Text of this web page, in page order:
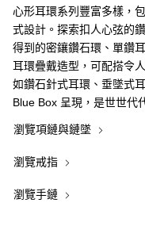
心形耳環系列豐富多樣，
式設計。探索扣人心弦的
得到的密鑲鑽石環、單鑽
耳環疊戴造型，可配搭令
如鑽石針式耳環、垂墜式
Blue Box 呈現，是世世代
瀏覽項鏈與鏈墜
瀏覽戒指
瀏覽手鏈